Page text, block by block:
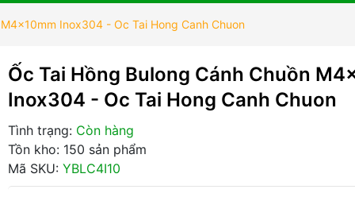
Inox304 - Oc Tai Hong Canh Chuon
Ốc Tai Hồng Bulong Cánh Chuồn
Inox304 - Oc Tai Hong Canh Chuon
Tình trạng: Còn hàng
Tồn kho: 150 sản phẩm
Mã SKU: YBLC4I10